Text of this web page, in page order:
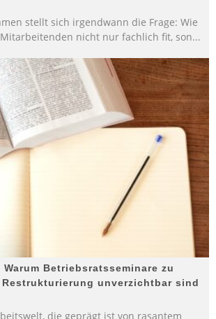
stellt sich irgendwann die Frage: Wie
nicht nur fachlich fit, son...
Betriebsratsseminare zu
unverzichtbar sind
die geprägt ist von rasantem